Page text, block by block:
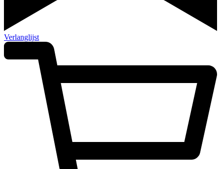
Verlanglijst